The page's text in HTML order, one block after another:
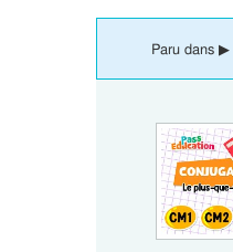
Paru dans ▶